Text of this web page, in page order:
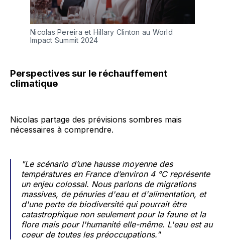
Nicolas Pereira et Hillary Clinton au World
Impact Summit 2024
Perspectives sur le réchauffement
climatique
Nicolas partage des prévisions sombres mais
nécessaires à comprendre.
"Le scénario d’une hausse moyenne des
températures en France d’environ 4 °C représente
un enjeu colossal. Nous parlons de migrations
massives, de pénuries d'eau et d'alimentation, et
d'une perte de biodiversité qui pourrait être
catastrophique non seulement pour la faune et la
flore mais pour l'humanité elle-même. L'eau est au
coeur de toutes les préoccupations."